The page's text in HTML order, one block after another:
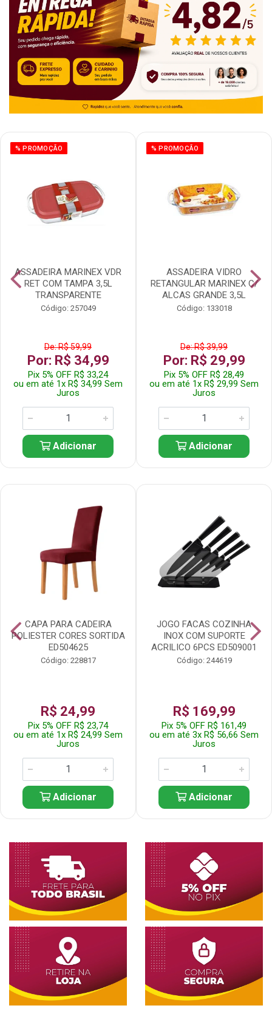
% PROMOÇÃO
ASSADEIRA MARINEX VDR
RET COM TAMPA 3,5L
TRANSPARENTE
Código: 257049
De: R$ 59,99
Por: R$ 34,99
Pix 5% OFF R$ 33,24
ou em até 1x R$ 34,99 Sem
Juros
Adicionar
% PROMOÇÃO
ASSADEIRA VIDRO
RETANGULAR MARINEX C/
ALCAS GRANDE 3,5L
Código: 133018
De: R$ 39,99
Por: R$ 29,99
Pix 5% OFF R$ 28,49
ou em até 1x R$ 29,99 Sem
Juros
Adicionar
CAPA PARA CADEIRA
POLIESTER CORES SORTIDA
ED504625
Código: 228817
R$ 24,99
Pix 5% OFF R$ 23,74
ou em até 1x R$ 24,99 Sem
Juros
Adicionar
JOGO FACAS COZINHA
INOX COM SUPORTE
ACRILICO 6PCS ED509001
Código: 244619
R$ 169,99
Pix 5% OFF R$ 161,49
ou em até 3x R$ 56,66 Sem
Juros
Adicionar